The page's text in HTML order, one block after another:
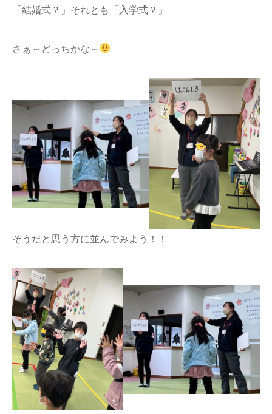
「結婚式？」それとも「入学式？」
さぁ～どっちかな～
そうだと思う方に並んでみよう！！